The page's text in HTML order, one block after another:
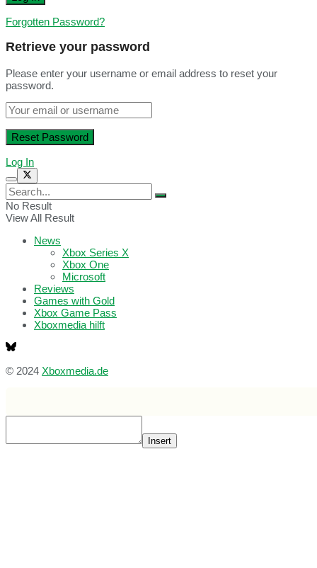
Forgotten Password?
Retrieve your password
Please enter your username or email address to reset your
password.
Log In
No Result
View All Result
News
Xbox Series X
Xbox One
Microsoft
Reviews
Games with Gold
Xbox Game Pass
Xboxmedia hilft
© 2024 Xboxmedia.de
Insert